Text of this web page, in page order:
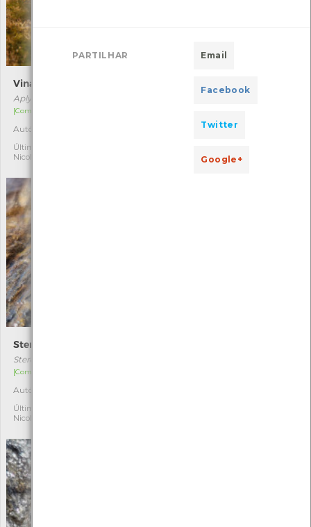
Vinagreira
Aplysia depilans
[Comum]
Autóctone
Última observação por:
Nicole Viana
Lapa-comum
Autóctone
Nicole Viana
Steromphala umbilicalis
Steromphala umbilicalis
[Comum]
Autóctone
Última observação por:
Nicole Viana
PARTILHAR Email
Facebook
Twitter
Google+